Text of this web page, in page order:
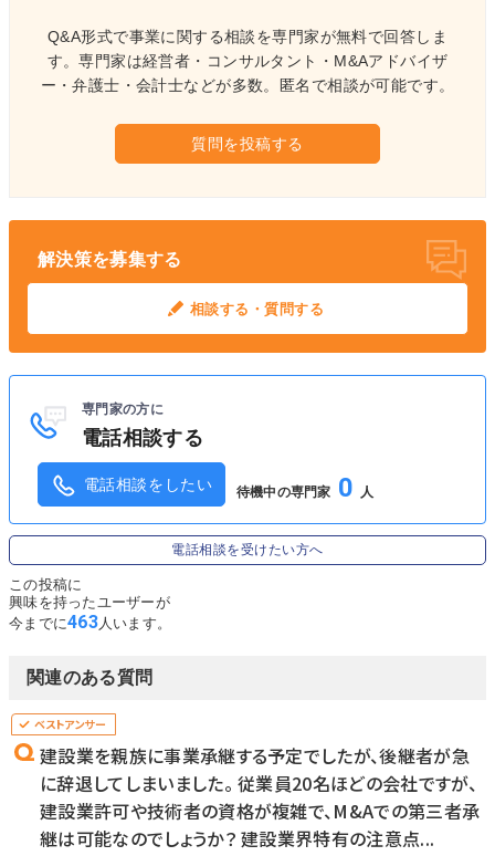
Q&A形式で事業に関する相談を専門家が無料で回答しま
す。専門家は経営者・コンサルタント・M&Aアドバイザ
ー・弁護士・会計士などが多数。
匿名で相談が可能です。
質問を投稿する
解決策を募集する
相談する・質問する
専門家の方に
電話相談する
電話相談をしたい 待機中の専門家 0 人
電話相談を受けたい方へ
この投稿に
興味を持ったユーザーが
今までに463人います。
関連のある質問
建設業を親族に事業承継する予定でしたが、後継者が急
に辞退してしまいました。 従業員20名ほどの会社ですが、
建設業許可や技術者の資格が複雑で、M&Aでの第三者承
継は可能なのでしょうか？ 建設業界特有の注意点...